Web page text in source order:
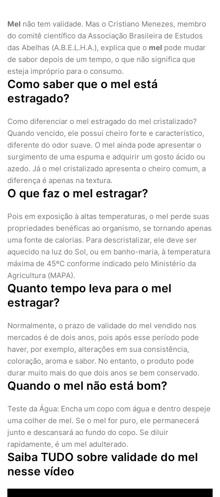
Mel não tem validade. Mas o Cristiano Menezes, membro
do comitê científico da Associação Brasileira de Estudos
das Abelhas (A.B.E.L.H.A.), explica que o mel pode mudar
de sabor depois de um tempo, o que não significa que
esteja impróprio para o consumo.
Como saber que o mel está
estragado?
Como diferenciar o mel estragado do mel cristalizado?
Quando vencido, ele possui cheiro forte e característico,
diferente do odor suave. O mel ainda pode apresentar o
surgimento de uma espuma e adquirir um gosto ácido ou
azedo. Já o mel cristalizado apresenta o cheiro comum, a
diferença é apenas na textura.
O que faz o mel estragar?
Pois em exposição à altas temperaturas, o mel perde suas
propriedades benéficas ao organismo, se tornando apenas
uma fonte de calorias. Para descristalizar, ele deve ser
aquecido na luz do Sol, ou em banho-maria, à temperatura
máxima de 45ºC conforme indicado pelo Ministério da
Agricultura (MAPA).
Quanto tempo leva para o mel
estragar?
Normalmente, o prazo de validade do mel vendido nos
mercados é de dois anos, pois após esse período pode
haver, por exemplo, alterações em sua consistência,
coloração, aroma e sabor. No entanto, o produto pode
durar muito mais do que dois anos se bem conservado.
Quando o mel não está bom?
Teste da Água: Encha um copo com água e dentro despeje
uma colher de mel. Se o mel for puro, ele permanecerá
junto e descansará ao fundo do copo. Se diluir
rapidamente, é um mel adulterado.
Saiba TUDO sobre validade do mel
nesse vídeo